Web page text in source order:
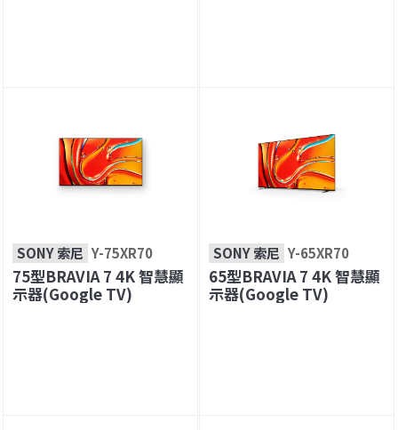
SONY 索尼 Y-75XR70
75型BRAVIA 7 4K 智慧顯
示器(Google TV)
SONY 索尼 Y-65XR70
65型BRAVIA 7 4K 智慧顯
示器(Google TV)